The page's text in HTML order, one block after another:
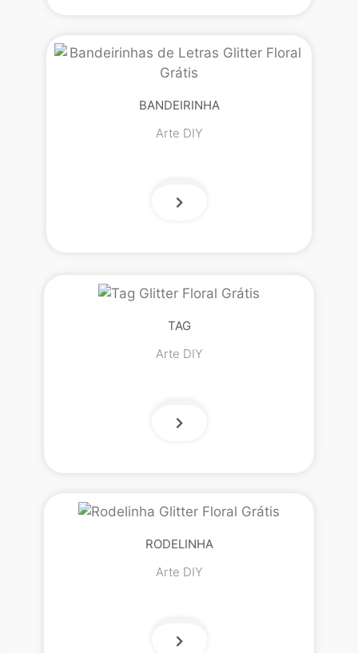
BANDEIRINHA
Arte DIY
TAG
Arte DIY
RODELINHA
Arte DIY